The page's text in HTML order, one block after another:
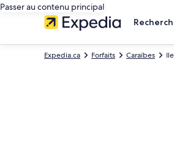
Passer au contenu principal
Caraïbes
Forfaits
Expedia.ca